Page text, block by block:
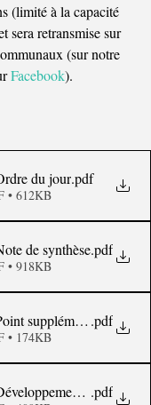
(limité à la capacité
sera retransmise sur
(sur notre
Facebook).
du jour.pdf
• 612KB
de synthèse.pdf
• 918KB
supplémentaire
.pdf
• 174KB
du point
.pdf